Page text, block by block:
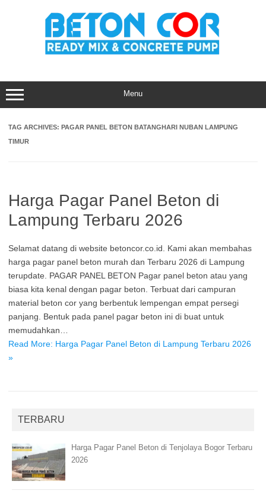
Menu
TAG ARCHIVES: PAGAR PANEL BETON BATANGHARI NUBAN LAMPUNG
TIMUR
Harga Pagar Panel Beton di
Lampung Terbaru 2026
Selamat datang di website betoncor.co.id. Kami akan membahas
harga pagar panel beton murah dan Terbaru 2026 di Lampung
terupdate. PAGAR PANEL BETON Pagar panel beton atau yang
biasa kita kenal dengan pagar beton. Terbuat dari campuran
material beton cor yang berbentuk lempengan empat persegi
panjang. Bentuk pada panel pagar beton ini di buat untuk
memudahkan…
Read More: Harga Pagar Panel Beton di Lampung Terbaru 2026
»
TERBARU
Harga Pagar Panel Beton di Tenjolaya Bogor Terbaru
2026